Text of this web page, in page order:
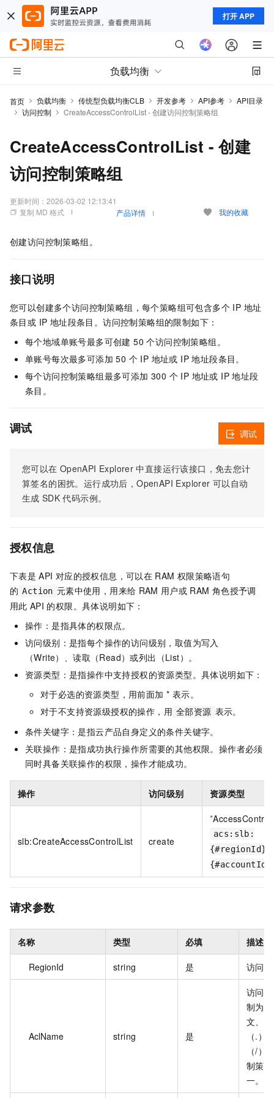
打开 APP
负载均衡
首页 负载均衡 传统型负载均衡CLB 开发参考 API参考
API目录
访问控制
CreateAccessControlList - 创建访问控制策略组
CreateAccessControlList - 创建
访问控制策略组
更新时间： 2026-03-02 12:13:41
复制 MD 格式
产品详情 我的收藏
创建访问控制策略组。
接口说明
您可以创建多个访问控制策略组，每个策略组可包含多个 IP 地址
条目或 IP 地址段条目。访问控制策略组的限制如下：
每个地域单账号最多可创建 50 个访问控制策略组。
单账号每次最多可添加 50 个 IP 地址或 IP 地址段条目。
每个访问控制策略组最多可添加 300 个 IP 地址或 IP 地址段
条目。
调试
您可以在 OpenAPI Explorer 中直接运行该接口，免去您计
算签名的困扰。运行成功后，OpenAPI Explorer 可以自动
生成 SDK 代码示例。
调试
授权信息
下表是 API 对应的授权信息，可以在 RAM 权限策略语句
的 Action 元素中使用，用来给 RAM 用户或 RAM 角色授予调
用此 API 的权限。具体说明如下：
操作：是指具体的权限点。
访问级别：是指每个操作的访问级别，取值为写入
（Write）、读取（Read）或列出（List）。
资源类型：是指操作中支持授权的资源类型。具体说明如下：
对于必选的资源类型，用前面加 * 表示。
对于不支持资源级授权的操作，用 全部资源 表示。
条件关键字：是指云产品自身定义的条件关键字。
关联操作：是指成功执行操作所需要的其他权限。操作者必须
同时具备关联操作的权限，操作才能成功。
操作 访问级别 资源类型
slb:CreateAccessControlList create
*
acs:slb:
{#regionId}:
请求参数
名称 类型 必填 描述
RegionId string 是 访问
AclName string 是
访问
制为
文、
（.）
（/）
制策
一。